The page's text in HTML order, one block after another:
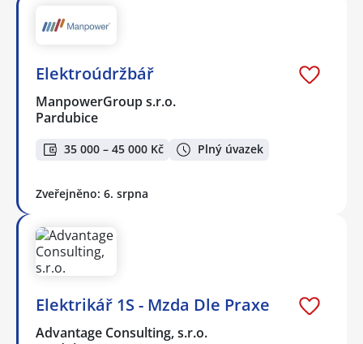
Elektroúdržbář
ManpowerGroup s.r.o.
Pardubice
35 000 – 45 000 Kč Plný úvazek
Zveřejněno: 6. srpna
Elektrikář 1S - Mzda Dle Praxe
Advantage Consulting, s.r.o.